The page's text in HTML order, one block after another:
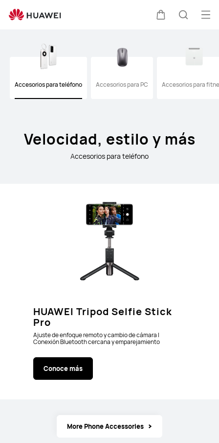
Accessories
Accesorios para teléfono Accesorios para PC Accesorios para
Velocidad, estilo y más
Accesorios para teléfono
HUAWEI Tripod Selfie Stick
Pro
Ajuste de enfoque remoto y cambio de cámara |
Conexión Bluetooth cercana y emparejamiento
Conoce más
More Phone Accessories